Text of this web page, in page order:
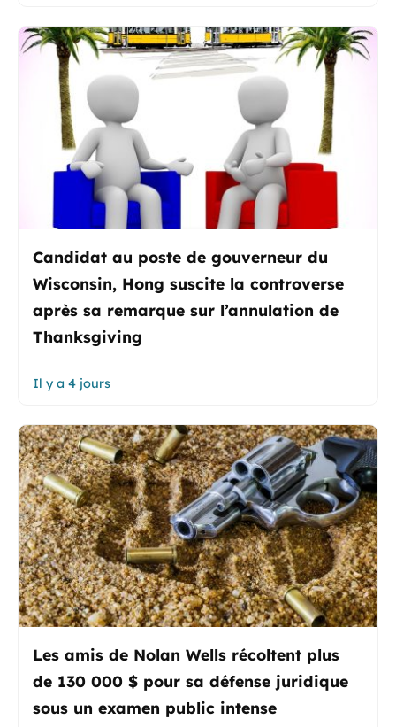
Candidat au poste de gouverneur du
Wisconsin, Hong suscite la controverse
après sa remarque sur l’annulation de
Thanksgiving
Il y a 4 jours
Les amis de Nolan Wells récoltent plus
de 130 000 $ pour sa défense juridique
sous un examen public intense